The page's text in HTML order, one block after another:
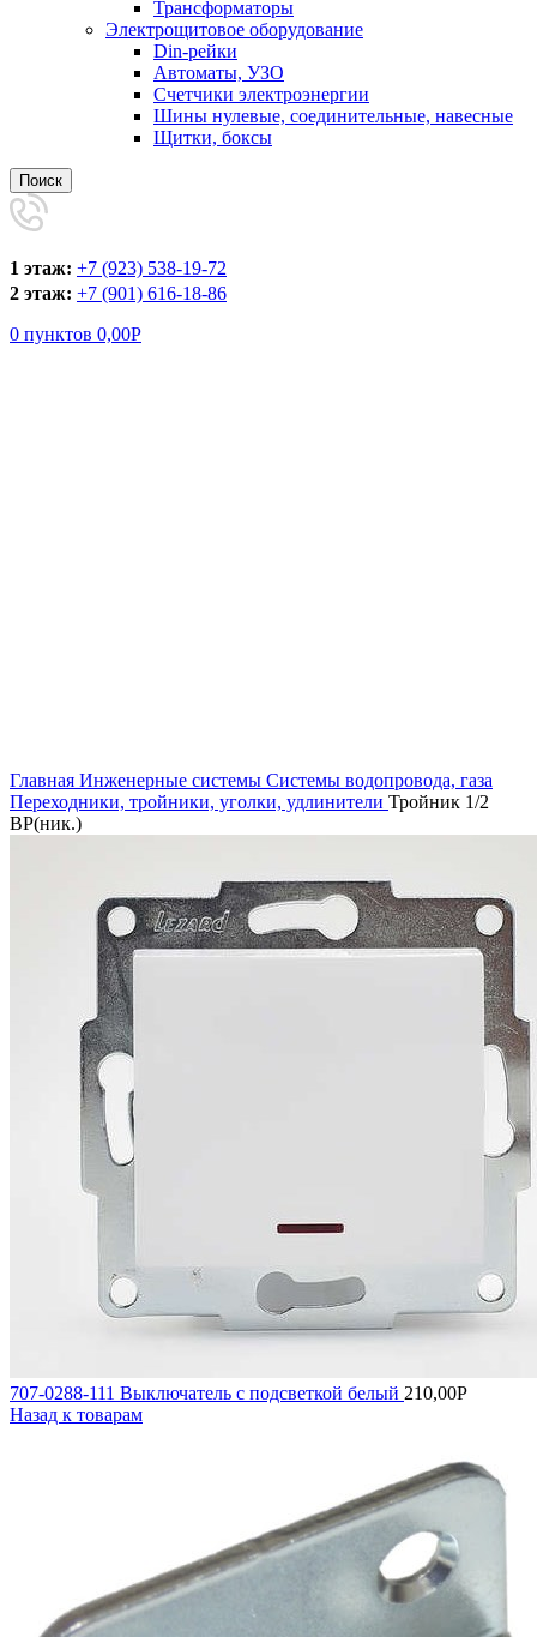
Трансформаторы
Электрощитовое оборудование
Din-рейки
Автоматы, УЗО
Счетчики электроэнергии
Шины нулевые, соединительные, навесные
Щитки, боксы
Поиск
1 этаж: +7 (923) 538-19-72
2 этаж: +7 (901) 616-18-86
0 пунктов 0,00Р
Главная Инженерные системы Системы водопровода, газа
Переходники, тройники, уголки, удлинители Тройник 1/2
ВР(ник.)
707-0288-111 Выключатель с подсветкой белый 210,00Р
Назад к товарам